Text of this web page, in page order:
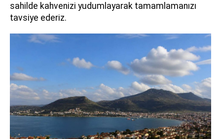
sahilde kahvenizi yudumlayarak tamamlamanızı
tavsiye ederiz.